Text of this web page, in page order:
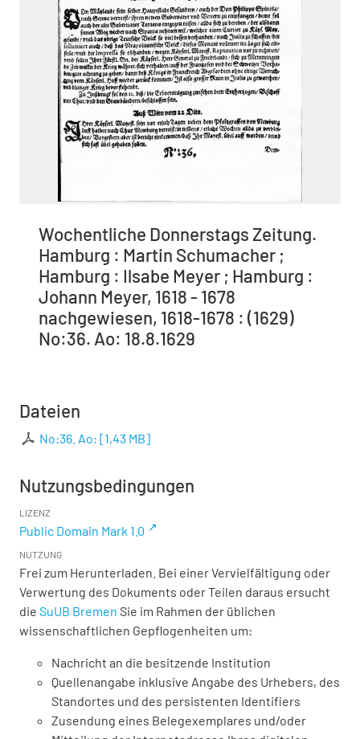
Wochentliche Donnerstags Zeitung.
Hamburg : Martin Schumacher ;
Hamburg : Ilsabe Meyer ; Hamburg :
Johann Meyer, 1618 - 1678
nachgewiesen, 1618-1678 : (1629)
No:36. Ao: 18.8.1629
Dateien
No:36. Ao: [1,43 MB]
Nutzungsbedingungen
LIZENZ
Public Domain Mark 1.0
NUTZUNG
Frei zum Herunterladen. Bei einer Vervielfältigung oder
Verwertung des Dokuments oder Teilen daraus ersucht
die SuUB Bremen Sie im Rahmen der üblichen
wissenschaftlichen Gepflogenheiten um:
Nachricht an die besitzende Institution
Quellenangabe inklusive Angabe des Urhebers, des
Standortes und des persistenten Identifiers
Zusendung eines Belegexemplares und/oder